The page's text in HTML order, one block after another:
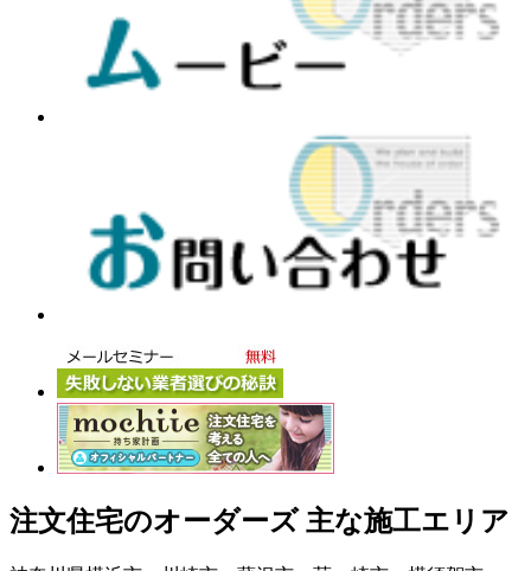
注文住宅のオーダーズ 主な施工エリア